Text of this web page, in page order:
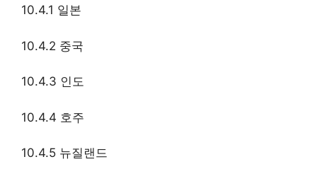
10.4.1 일본
10.4.2 중국
10.4.3 인도
10.4.4 호주
10.4.5 뉴질랜드